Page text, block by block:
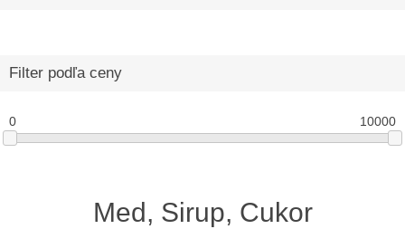
Filter podľa ceny
0 10000
Med, Sirup, Cukor